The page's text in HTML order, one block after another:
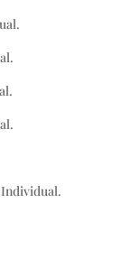
Individual.